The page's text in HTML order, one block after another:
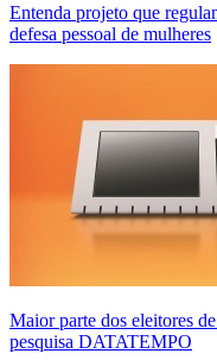
Entenda projeto que
defesa pessoal de mulheres
Maior parte dos eleitores
pesquisa DATATEMPO